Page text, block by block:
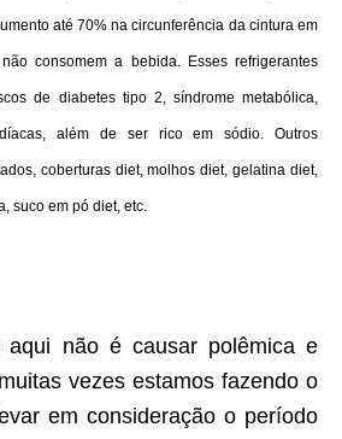
até 70% na circunferência da cintura em
consomem a bebida. Esses refrigerantes
de diabetes tipo 2, síndrome metabólica,
além de ser rico em sódio. Outros
coberturas diet, molhos diet, gelatina diet,
suco em pó diet, etc.
aqui não é causar polêmica e
vezes estamos fazendo o
em consideração o período